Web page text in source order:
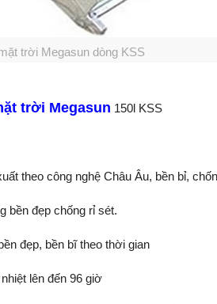
trời Megasun dòng KSS
trời Megasun 150l KSS
theo công nghệ Châu Âu, bền bỉ,
bền đẹp chống rỉ sét.
đẹp, bền bĩ theo thời gian
lên đến 96 giờ